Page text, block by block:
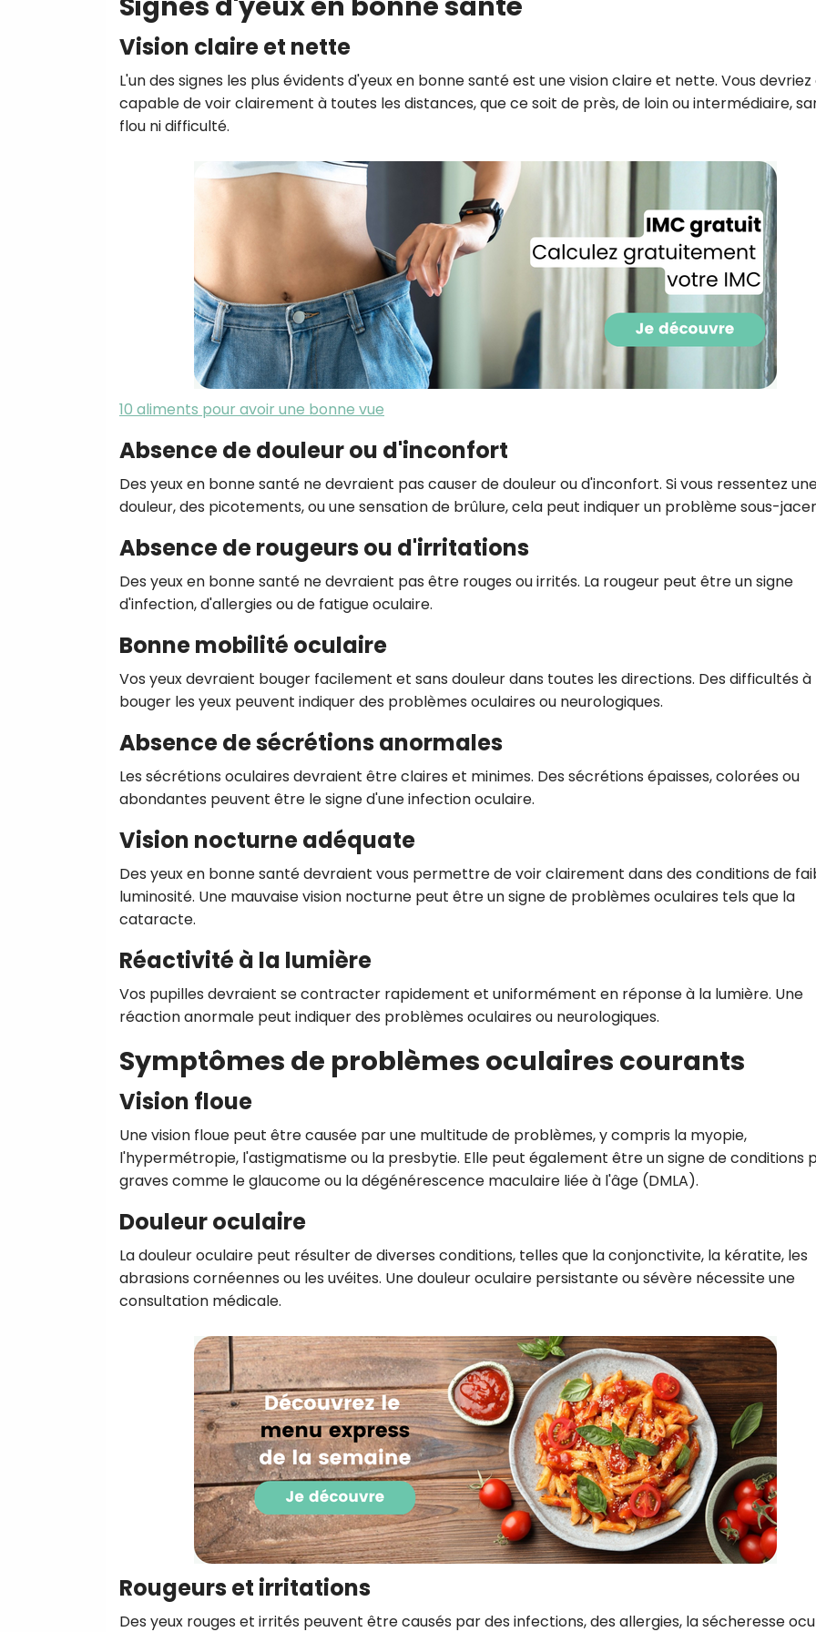
Vision claire et nette
L'un des signes les plus évidents d'yeux en bonne santé est une vision claire et nette. Vous
capable de voir clairement à toutes les distances, que ce soit de près, de loin ou intermédiaire,
flou ni difficulté.
10 aliments pour avoir une bonne vue
Absence de douleur ou d'inconfort
Des yeux en bonne santé ne devraient pas causer de douleur ou d'inconfort. Si vous ressentez
douleur, des picotements, ou une sensation de brûlure, cela peut indiquer un problème sous-
Absence de rougeurs ou d'irritations
Des yeux en bonne santé ne devraient pas être rouges ou irrités. La rougeur peut être un signe
d'infection, d'allergies ou de fatigue oculaire.
Bonne mobilité oculaire
Vos yeux devraient bouger facilement et sans douleur dans toutes les directions. Des difficultés à
bouger les yeux peuvent indiquer des problèmes oculaires ou neurologiques.
Absence de sécrétions anormales
Les sécrétions oculaires devraient être claires et minimes. Des sécrétions épaisses, colorées ou
abondantes peuvent être le signe d'une infection oculaire.
Vision nocturne adéquate
Des yeux en bonne santé devraient vous permettre de voir clairement dans des conditions de
luminosité. Une mauvaise vision nocturne peut être un signe de problèmes oculaires tels que la
cataracte.
Réactivité à la lumière
Vos pupilles devraient se contracter rapidement et uniformément en réponse à la lumière. Une
réaction anormale peut indiquer des problèmes oculaires ou neurologiques.
Symptômes de problèmes oculaires courants
Vision floue
Une vision floue peut être causée par une multitude de problèmes, y compris la myopie,
l'hypermétropie, l'astigmatisme ou la presbytie. Elle peut également être un signe de conditions
graves comme le glaucome ou la dégénérescence maculaire liée à l'âge (DMLA).
Douleur oculaire
La douleur oculaire peut résulter de diverses conditions, telles que la conjonctivite, la kératite, les
abrasions cornéennes ou les uvéites. Une douleur oculaire persistante ou sévère nécessite une
consultation médicale.
Rougeurs et irritations
Des yeux rouges et irrités peuvent être causés par des infections, des allergies, la sécheresse
Je consens à ce que la société
pourrons savoir si vous ouvrez les
l'heure à laquelle vous le faites
des informations sur le terminal
utilisez. Pour en savoir plus sur ces
voir notrepolitique de
Je reçois mon cadeau !
Votre adresse email sera utilisée par Digital Prisma
envoyer votre newsletter contenant des offres
personnalisées. Vous pourrez vous désinscrire en
désabonnement intégré dans la newsletter. Pour en
exercer vos droits, prenez connaissance de notre
Confidentialité